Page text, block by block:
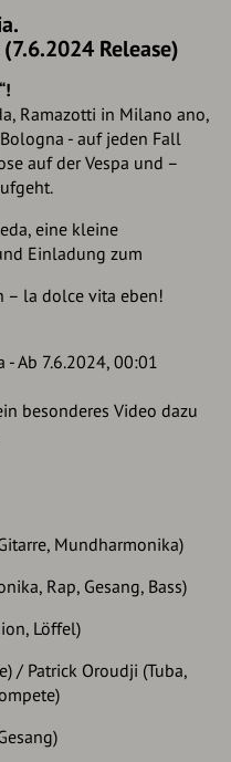
Release)
Ramazotti in Milano ano,
- auf jeden Fall
auf der Vespa und –
eine kleine
Einladung zum
– la dolce vita eben!
Ab 7.6.2024, 00:01
besonderes Video dazu
Mundharmonika)
Rap, Gesang, Bass)
Löffel)
/ Patrick Oroudji (Tuba,